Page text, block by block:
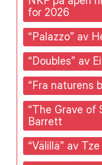
NKF på åpen
for 2026
“Palazzo” av
“Doubles” av
“Fra naturens
“The Grave of
Barrett
“Välillä” av